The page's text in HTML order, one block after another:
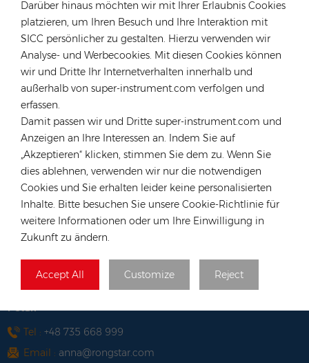
Darüber hinaus möchten wir mit Ihrer Erlaubnis Cookies
platzieren, um Ihren Besuch und Ihre Interaktion mit
SICC persönlicher zu gestalten. Hierzu verwenden wir
Analyse- und Werbecookies. Mit diesen Cookies können
wir und Dritte Ihr Internetverhalten innerhalb und
außerhalb von super-instrument.com verfolgen und
erfassen.
Damit passen wir und Dritte super-instrument.com und
Anzeigen an Ihre Interessen an. Indem Sie auf
„Akzeptieren“ klicken, stimmen Sie dem zu. Wenn Sie
dies ablehnen, verwenden wir nur die notwendigen
Cookies und Sie erhalten leider keine personalisierten
Inhalte. Bitte besuchen Sie unsere Cookie-Richtlinie für
weitere Informationen oder um Ihre Einwilligung in
Zukunft zu ändern.
Accept All Customize Reject
Email :
anna@rongstar.com
Büro & Lager :Industriestraße 40, 52457
Aldenhoven, Deutschland
Hongkong
+852 54222219
Email :
hk@rongstar.com
Büro & Lager :39 Kung-Um Road, Yuen Long,
Hong Kong
Vietnam
Email : vn@rongstar.com
Büro :102 Phung Van Cung Street,Ward 7,
Lager :263 Go O Moi, Phu Thuan, District 7,
Ho Chi Minh City, Vietnam
Polen
Tel : +48 735 668 999
Email : anna@rongstar.com